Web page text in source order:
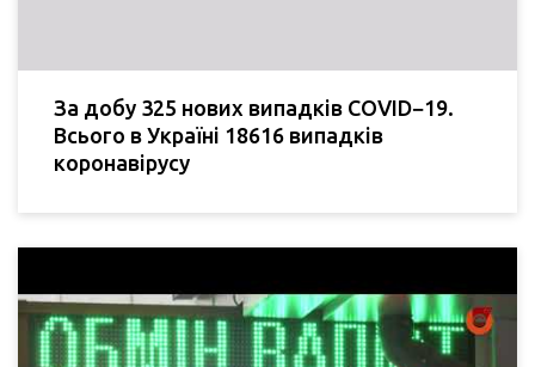
За добу 325 нових випадків COVID−19.
Всього в Україні 18616 випадків
коронавірусу